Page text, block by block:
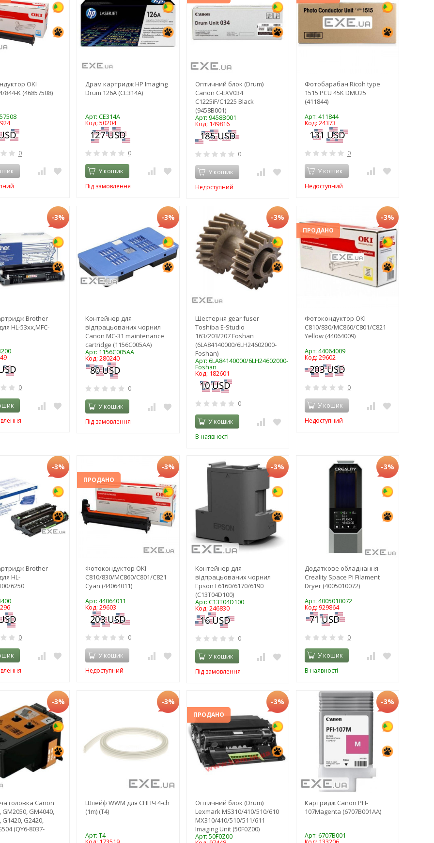
OKI
844-K (46857508)
0
Драм картридж HP Imaging
Drum 126A (CE314A)
Арт: CE314A
Код: 50204
0
У кошик
Під замовлення
Оптичний блок (Drum)
Canon C-EXV034
C1225iF/C1225 Black
(9458B001)
Арт: 9458B001
Код: 149816
0
У кошик
Недоступний
Фотобарабан Ricoh type
1515 PCU 45K DMU25
(411844)
Арт: 411844
Код: 24373
0
У кошик
Недоступний
-3%
Brother
HL-53xx,MFC-
0
-3%
Контейнер для
відпрацьованих чорнил
Canon MC-31 maintenance
cartridge (1156C005AA)
Арт: 1156C005AA
Код: 280240
0
У кошик
Під замовлення
-3%
Шестерня gear fuser
Toshiba E-Studio
163/203/207 Foshan
(6LA84140000/6LH24602000-
Foshan)
Арт: 6LA84140000/6LH24602000-
Foshan
Код: 182601
0
У кошик
В наявності
ПРОДАНО
-3%
Фотокондуктор OKI
C810/830/MC860/C801/C821
Yellow (44064009)
Арт: 44064009
Код: 29602
0
У кошик
Недоступний
-3%
Brother
HL-
6250
0
ПРОДАНО
-3%
Фотокондуктор OKI
C810/830/MC860/C801/C821
Cyan (44064011)
Арт: 44064011
Код: 29603
0
У кошик
Недоступний
-3%
Контейнер для
відпрацьованих чорнил
Epson L6160/6170/6190
(C13T04D100)
Арт: C13T04D100
Код: 246830
0
У кошик
Під замовлення
-3%
Додаткове обладнання
Creality Space Pi Filament
Dryer (4005010072)
Арт: 4005010072
Код: 929864
0
У кошик
В наявності
-3%
головка Canon
GM2050, GM4040,
G1420, G2420,
(QY6-8037-
-3%
Шлейф WWM для СНПЧ 4-ch
(1m) (T4)
Арт: T4
ПРОДАНО
-3%
Оптичний блок (Drum)
Lexmark MS310/410/510/610
MX310/410/510/511/611
Imaging Unit (50F0Z00)
Арт: 50F0Z00
-3%
Картридж Canon PFI-
107Magenta (6707B001AA)
Арт: 6707B001